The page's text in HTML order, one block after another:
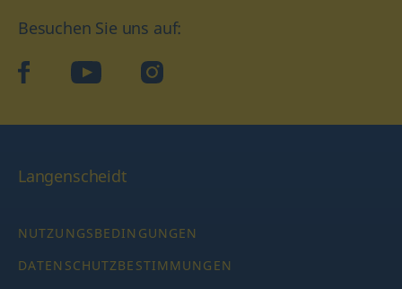
Besuchen Sie uns auf:
facebookYouTube Instagram
Langenscheidt
NUTZUNGSBEDINGUNGEN
DATENSCHUTZBESTIMMUNGEN